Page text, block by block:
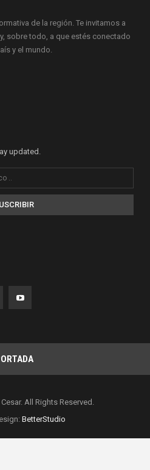
de la región. Te invitamos a
sobre todo, a que estés conectado
y el mundo.
updated.
All Rights Reserved.
BetterStudio